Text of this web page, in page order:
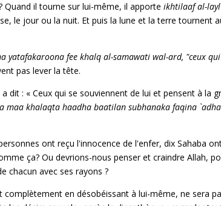
Quand il tourne sur lui-même, il apporteikhtilaaf al-
le jour ou la nuit. Et puis la lune et la terre tournent
yatafakaroona fee khalq al-samawati wal-ard, "ceux
pas lever la tête.
dit : « Ceux qui se souviennent de lui et pensent à la
maa khalaqta haadha baatilan subhanaka faqina
ont reçu l'innocence de l'enfer, dix Sahaba
ça? Ou devrions-nous penser et craindre Allah,
chacun avec ses rayons ?
en désobéissant à lui-même, ne sera